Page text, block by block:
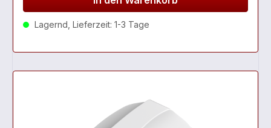
Lagernd, Lieferzeit: 1-3 Tage